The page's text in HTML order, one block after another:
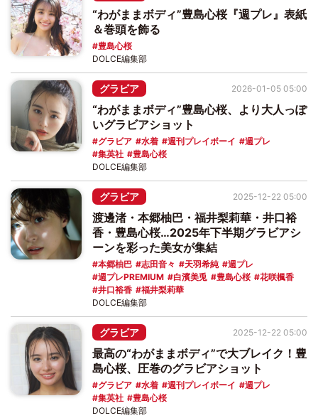
“わがままボディ”豊島心桜『週プレ』表紙
＆巻頭を飾る
豊島心桜
DOLCE編集部
グラビア
“わがままボディ”豊島心桜、より大人っぽ
いグラビアショット
グラビア 水着 週刊プレイボーイ
週プレ
集英社
豊島心桜
2026-01-05 05:00
DOLCE編集部
グラビア
渡邊渚・本郷柚巴・福井梨莉華・井口裕
香・豊島心桜…2025年下半期グラビアシ
ーンを彩った美女が集結
本郷柚巴 志田音々 天羽希純
週プレ
週プレPREMIUM
白濱美兎 豊島心桜
花咲楓香
井口裕香
福井梨莉華
2025-12-22 05:00
DOLCE編集部
グラビア
最高の“わがままボディ”で大ブレイク！豊
島心桜、圧巻のグラビアショット
グラビア 水着 週刊プレイボーイ
週プレ
集英社
豊島心桜
2025-12-22 05:00
DOLCE編集部